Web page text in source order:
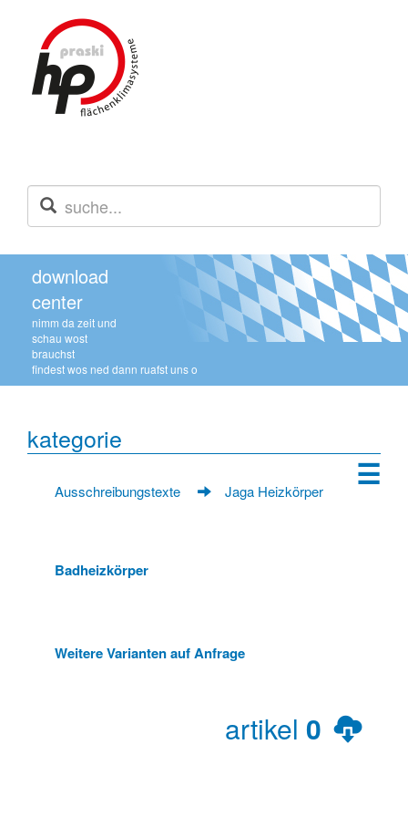
download
center
nimm da zeit und
schau wost
brauchst
findest wos ned dann ruafst uns o
kategorie
☰
Ausschreibungstexte Jaga Heizkörper
Badheizkörper
Weitere Varianten auf Anfrage
artikel 0